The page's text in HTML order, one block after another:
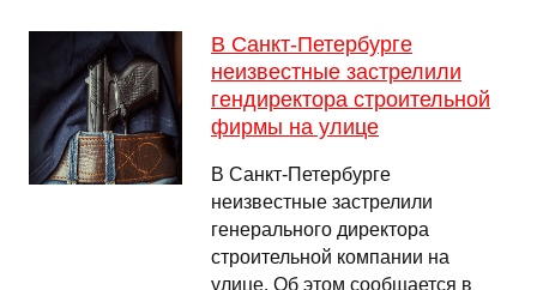
В Санкт-Петербурге
неизвестные застрелили
гендиректора строительной
фирмы на улице
В Санкт-Петербурге
неизвестные застрелили
генерального директора
строительной компании на
улице. Об этом сообщается в